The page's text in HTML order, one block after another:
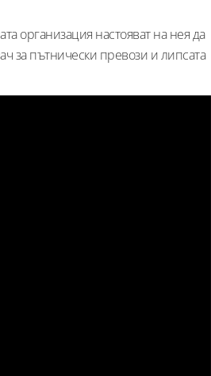
организация настояват на нея да
за пътнически превози и липсата